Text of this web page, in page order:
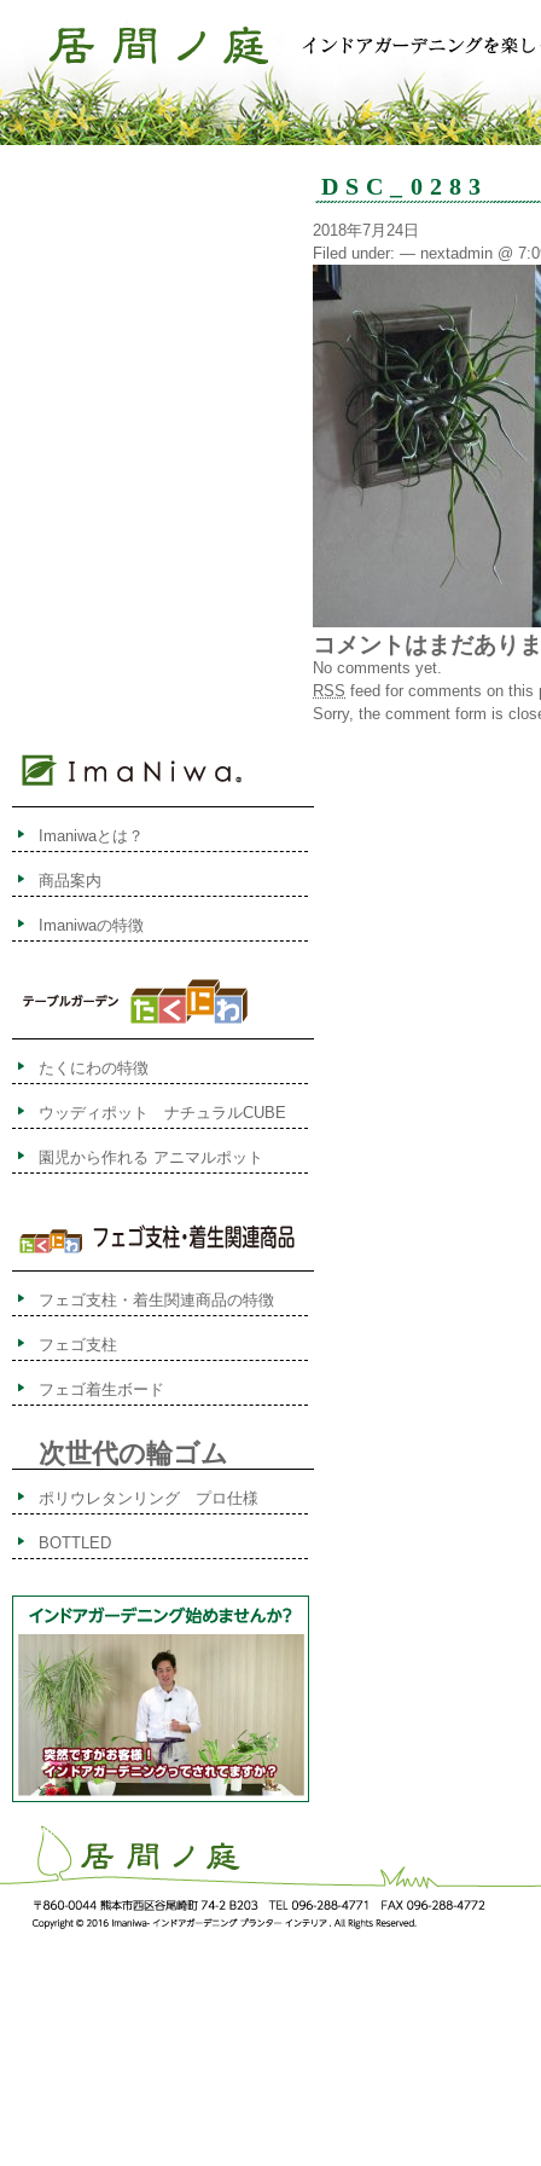
DSC_0283
2018年7月24日
Filed under: — nextadmin @
コメントはまだあり
No comments yet.
RSS feed for comments on this
Sorry, the comment form is
Imaniwaとは？
商品案内
Imaniwaの特徴
たくにわの特徴
ウッディポット ナチュラルCUBE
園児から作れる アニマルポット
フェゴ支柱・着生関連商品の特徴
フェゴ支柱
フェゴ着生ボード
次世代の輪ゴム
ポリウレタンリング プロ仕様
BOTTLED
ImaNiwa